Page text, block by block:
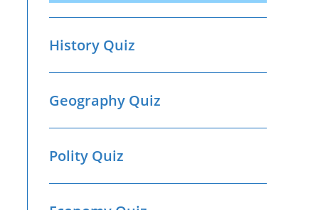
History Quiz
Geography Quiz
Polity Quiz